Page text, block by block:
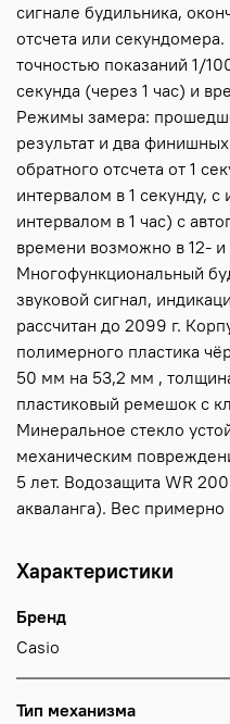
сигнале будильника,
отсчета или
точностью показаний 1/
секунда (через 1 час) и
Режимы замера:
результат и два
обратного отсчета от 1
интервалом в 1 секунду,
интервалом в 1 час) с
времени возможно в 12-
Многофункциональный
звуковой сигнал,
рассчитан до 2099 г.
полимерного пластика
50 мм на 53,2 мм ,
пластиковый ремешок с
Минеральное стекло
механическим
5 лет. Водозащита WR
акваланга). Вес примерно
Характеристики
Бренд
Casio
Тип механизма